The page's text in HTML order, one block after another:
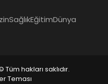
SağlıkEğitimDünya
hakları saklıdır.
Teması